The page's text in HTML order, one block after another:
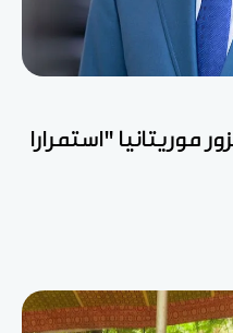
موريتانيا "استمرارا